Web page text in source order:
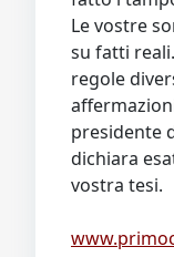
Le vostre
su fatti
regole
presidente
dichiara
vostra tesi.